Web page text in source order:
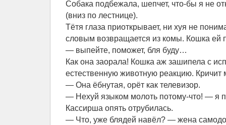
Собака подбежала, шепчет, что-бы я не
(вниз по лестнице).
Тётя глаза приоткрывает, ни хуя не
словым возвращается из комы. Кошка ей
— выпейте, поможет, бля буду…
Как она заорала! Кошка аж зашипела с
естественную животную реакцию. Кричит
— Она ёбнутая, орёт как телевизор.
— Нехуй языком молоть потому-что! — я
Кассирша опять отрубилась.
— Что, уже блядей навёл? — жена